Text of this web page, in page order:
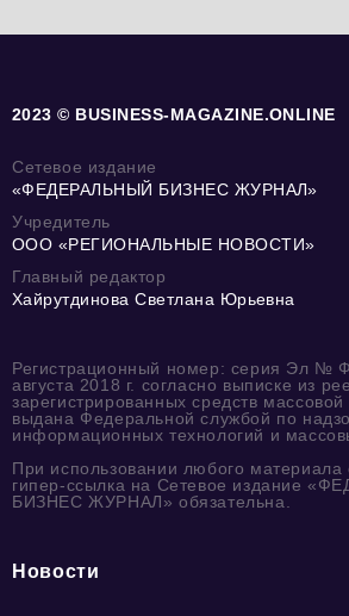
2023 © BUSINESS-MAGAZINE.ONLINE
Сетевое издание
«ФЕДЕРАЛЬНЫЙ БИЗНЕС ЖУРНАЛ»
Учредитель
ООО «РЕГИОНАЛЬНЫЕ НОВОСТИ»
Главный редактор
Хайрутдинова Светлана Юрьевна
Регистрационный номер: серия Эл №
августа 2018 г. согласно выписке из
зарегистрированных средств
выдана Федеральной службой по
информационных технологий и
При использовании любого материала
гипер-ссылка на Сетевое издание
БИЗНЕС ЖУРНАЛ» обязательна.
Новости